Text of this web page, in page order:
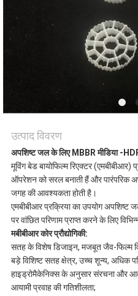
गोपनीयता
उत्पाद विवरण
अपशिष्ट जल के लिए MBBR मीडिया -
मूविंग बेड बायोफिल्म रिएक्टर (एमबीबीआर)
ऑपरेशन को सरल बनाती हैं और पारंपरिक
जगह की आवश्यकता होती है।
एमबीबीआर प्रक्रिया का उपयोग अपशिष्ट
पर वांछित परिणाम प्राप्त करने के लिए
मबीबीआर कोर प्रौद्योगिकी:
सतह के विशेष डिजाइन, मजबूत जैव-फिल्म
बड़े विशिष्ट सतह क्षेत्र, उच्च शून्य, अधिक
हाइड्रोमैकेनिक्स के अनुसार संरचना और
आयामी प्रवाह की गतिशीलता;